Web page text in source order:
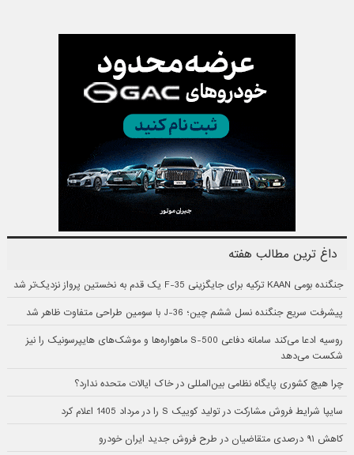
داغ ترین مطالب هفته
جنگنده بومی KAAN ترکیه برای جایگزینی F-35 یک قدم به نخستین پرواز نزدیک‌تر شد
پیشرفت سریع جنگنده نسل ششم چین؛ J-36 با سومین طراحی متفاوت ظاهر شد
روسیه ادعا می‌کند سامانه دفاعی S-500 ماهواره‌ها و موشک‌های هایپرسونیک را نیز
شکست می‌دهد
چرا هیچ کشوری پایگاه نظامی بین‌المللی در خاک ایالات متحده ندارد؟
سایپا شرایط فروش مشارکت در تولید کوییک S را در مرداد 1405 اعلام کرد
کاهش ۹۱ درصدی متقاضیان در طرح فروش جدید ایران خودرو